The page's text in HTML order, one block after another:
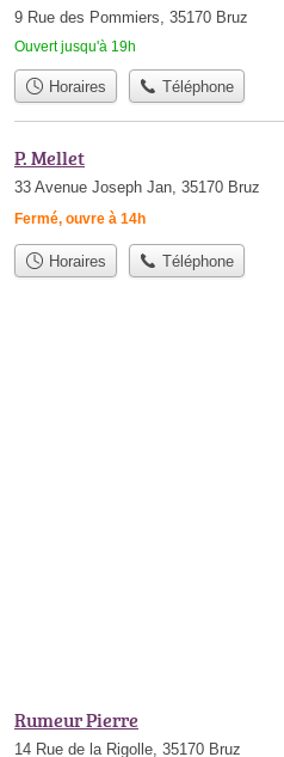
9 Rue des Pommiers, 35170 Bruz
Ouvert jusqu'à 19h
Horaires Téléphone
P. Mellet
33 Avenue Joseph Jan, 35170 Bruz
Fermé, ouvre à 14h
Horaires Téléphone
Rumeur Pierre
14 Rue de la Rigolle, 35170 Bruz